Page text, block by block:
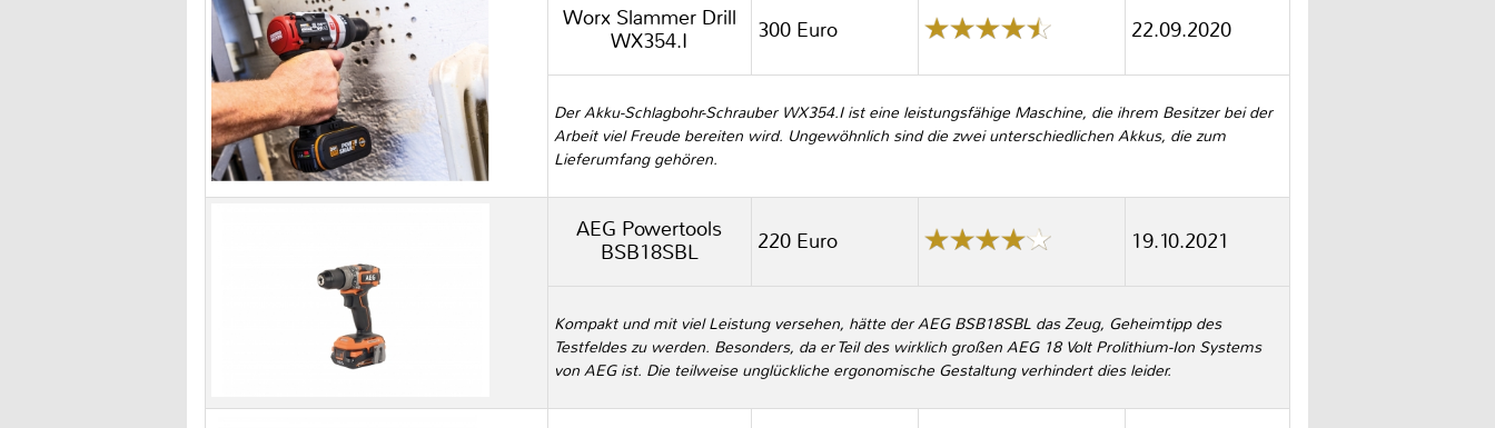
Worx Slammer Drill
WX354.I
300 Euro 22.09.2020
Der Akku-Schlagbohr-Schrauber WX354.I ist eine leistungsfähige Maschine, die ihrem Besitzer bei der
Arbeit viel Freude bereiten wird. Ungewöhnlich sind die zwei unterschiedlichen Akkus, die zum
Lieferumfang gehören.
AEG Powertools
BSB18SBL
220 Euro 19.10.2021
Kompakt und mit viel Leistung versehen, hätte der AEG BSB18SBL das Zeug, Geheimtipp des
Testfeldes zu werden. Besonders, da er Teil des wirklich großen AEG 18 Volt Prolithium-Ion Systems
von AEG ist. Die teilweise unglückliche ergonomische Gestaltung verhindert dies leider.